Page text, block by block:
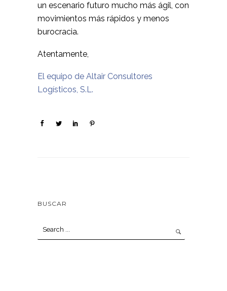
un escenario futuro mucho más ágil, con
movimientos más rápidos y menos
burocracia.
Atentamente,
El equipo de Altair Consultores
Logísticos, S.L.
BUSCAR